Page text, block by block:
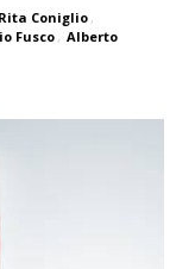
Rita Coniglio ,
Fusco, Alberto